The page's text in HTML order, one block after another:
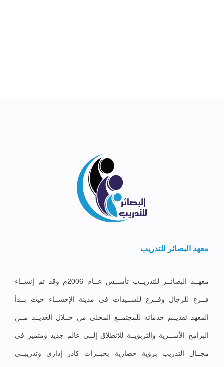
معهد البصائر للتدريب
معهــد البصائــر للتدريــب تأســس عــام 2006م وقد تم إنشــاء
فــرع للرجال وفــرع للســيدات في مدينة الإحســاء حيث بــدأ
المعهد تقديــم خدماته للمجتمــع المحلي من خــلال العديــد مــن
البرامج الأســرية والتربويــة للانطلاق إلــى عالم جديد ومتميز في
مجــال التدريب برؤية حضارية بخبــرات كادر إداري وتدريبــي